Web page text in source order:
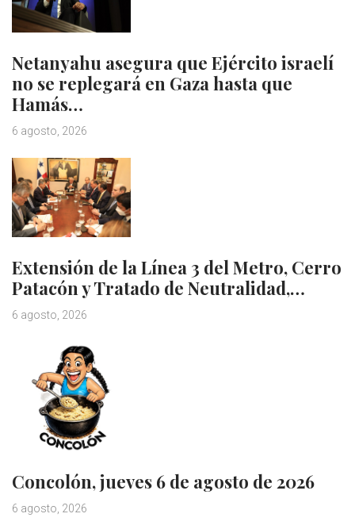
Netanyahu asegura que Ejército israelí
no se replegará en Gaza hasta que
Hamás…
6 agosto, 2026
Extensión de la Línea 3 del Metro, Cerro
Patacón y Tratado de Neutralidad,…
6 agosto, 2026
Concolón, jueves 6 de agosto de 2026
6 agosto, 2026